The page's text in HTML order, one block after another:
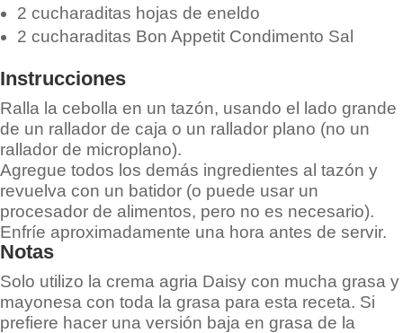
2 cucharaditas hojas de eneldo
2 cucharaditas Bon Appetit Condimento Sal
Instrucciones
Ralla la cebolla en un tazón, usando el lado grande
de un rallador de caja o un rallador plano (no un
rallador de microplano).
Agregue todos los demás ingredientes al tazón y
revuelva con un batidor (o puede usar un
procesador de alimentos, pero no es necesario).
Enfríe aproximadamente una hora antes de servir.
Notas
Solo utilizo la crema agria Daisy con mucha grasa y
mayonesa con toda la grasa para esta receta. Si
prefiere hacer una versión baja en grasa de la